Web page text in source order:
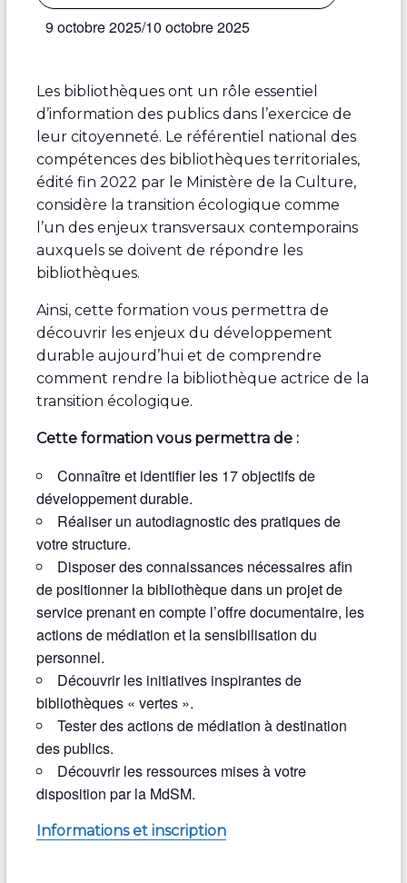
9 octobre 2025/10 octobre 2025
Les bibliothèques ont un rôle essentiel
d’information des publics dans l’exercice de
leur citoyenneté. Le référentiel national des
compétences des bibliothèques territoriales,
édité fin 2022 par le Ministère de la Culture,
considère la transition écologique comme
l’un des enjeux transversaux contemporains
auxquels se doivent de répondre les
bibliothèques.
Ainsi, cette formation vous permettra de
découvrir les enjeux du développement
durable aujourd’hui et de comprendre
comment rendre la bibliothèque actrice de la
transition écologique.
Cette formation vous permettra de :
Connaître et identifier les 17 objectifs de
développement durable.
Réaliser un autodiagnostic des pratiques de
votre structure.
Disposer des connaissances nécessaires afin
de positionner la bibliothèque dans un projet de
service prenant en compte l’offre documentaire, les
actions de médiation et la sensibilisation du
personnel.
Découvrir les initiatives inspirantes de
bibliothèques « vertes ».
Tester des actions de médiation à destination
des publics.
Découvrir les ressources mises à votre
disposition par la MdSM.
Informations et inscription